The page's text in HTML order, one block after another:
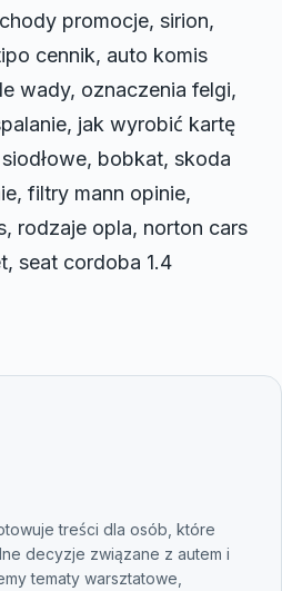
promocje, sirion,
cennik, auto komis
wady, oznaczenia felgi,
jak wyrobić kartę
bobkat, skoda
filtry mann opinie,
rodzaje opla, norton cars
seat cordoba 1.4
treści dla osób, które
decyzje związane z autem i
tematy warsztatowe,